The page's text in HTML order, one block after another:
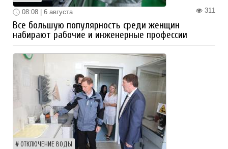
311
08:08 | 6 августа
Все большую популярность среди женщин
набирают рабочие и инженерные профессии
ОТКЛЮЧЕНИЕ ВОДЫ